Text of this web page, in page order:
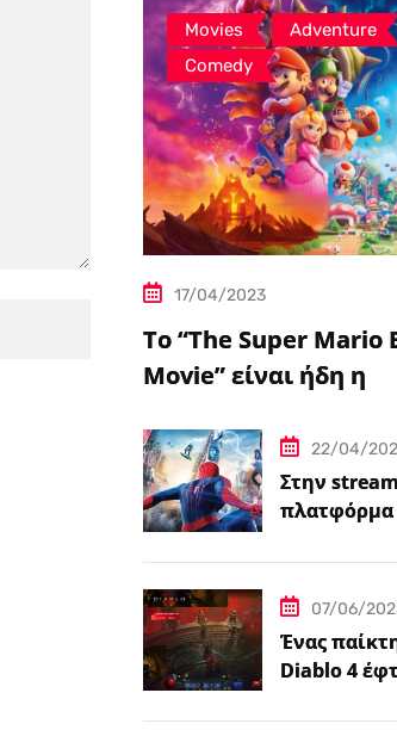
Movies , Adventure
Comedy
17/04/2023
Το “The Super Mario
Movie” είναι ήδη η
μεταφορά
βιντεοπαιχνιδιού
κινηματογράφο
22/04/
Στην
πλατφόρμα
σήμερα
ταινίες
Man
07/06/
Ένας
Diablo 4